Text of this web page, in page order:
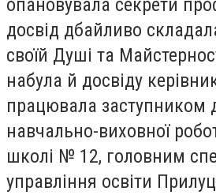
опановувала секрети
досвід дбайливо
своїй Душі та
набула й досвіду
працювала заступником
навчально-виховної
школі № 12, головним
управління освіти